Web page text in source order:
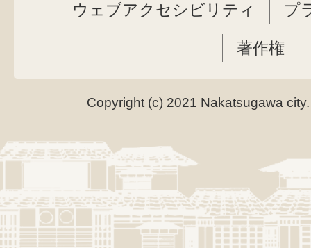
ウェブアクセシビリティ プ
著作権
Copyright (c) 2021 Nakatsugawa